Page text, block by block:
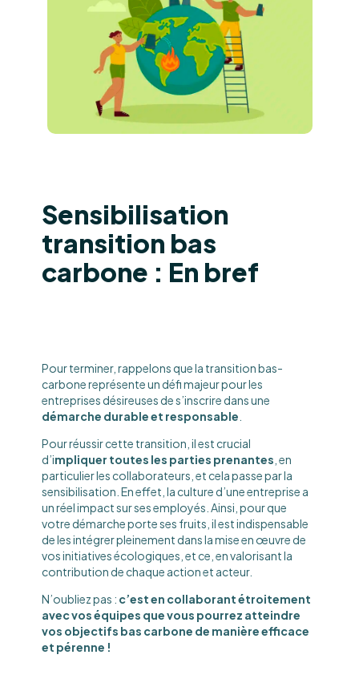
Sensibilisation
transition bas
carbone : En bref
Pour terminer, rappelons que la transition bas-
carbone représente un défi majeur pour les
entreprises désireuses de s’inscrire dans une
démarche durable et responsable
Pour réussir cette transition, il est crucial
d’impliquer toutes les parties prenantes , en
particulier les collaborateurs, et cela passe par la
sensibilisation. En effet, la culture d’une entreprise a
un réel impact sur ses employés. Ainsi, pour que
votre démarche porte ses fruits, il est indispensable
de les intégrer pleinement dans la mise en œuvre de
vos initiatives écologiques, et ce, en valorisant la
contribution de chaque action et acteur.
N’oubliez pas : c’est en collaborant étroitement
avec vos équipes que vous pourrez atteindre
vos objectifs bas carbone de manière efficace
et pérenne !